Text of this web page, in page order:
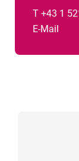
T +43 1
E-Mail